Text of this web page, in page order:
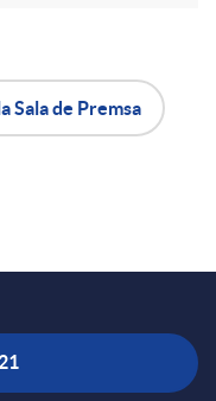
Sala de Premsa